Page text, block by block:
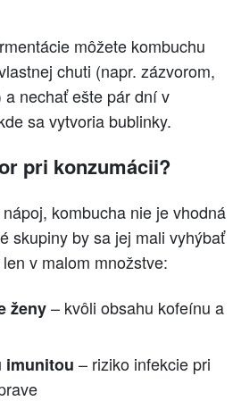
môžete kombuchu
chuti (napr. zázvorom,
nechať ešte pár dní v
sa vytvoria bublinky.
pri konzumácii?
kombucha nie je vhodná
skupiny by sa jej mali vyhýbať
v malom množstve:
ženy– kvôli obsahu kofeínu a
imunitou – riziko infekcie pri